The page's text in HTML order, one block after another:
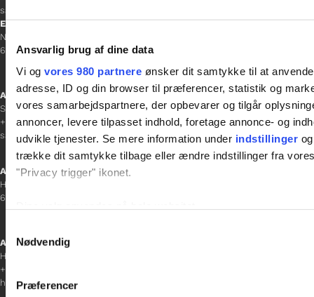
Ansvarlig brug af dine data
Vi og vores 980 partnere ønsker dit samtykke til at
adresse, ID og din browser til præferencer, statistik og
vores samarbejdspartnere, der opbevarer og tilgår
annoncer, levere tilpasset indhold, foretage annonce- og
udvikle tjenester. Se mere information under indstillinger
trække dit samtykke tilbage eller ændre indstillinger fra
"Privacy trigger" ikonet.
Vi bruger cookies til at tilpasse vores indhold og annoncer,
data med andre oplysninger, du har givet dem, eller som de
Nødvendig
Præferencer
sacha.lw@gladfonden.dk
Esbjerg
Norgesgade 1, 2. sal
6700 Esbjerg
Afdelingschef
Sanne Hansen
+45 23 69 19 35
sanne.h@gladfonden.dk
Aabenraa
H P Hanssens Gade 23, 2.
6200 Aabenraa
Afdelingschef
Helene Teichert
+45 29 37 32 41
helene.t@gladfonden.dk